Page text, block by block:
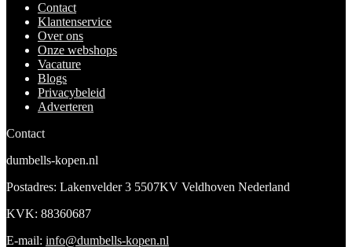
Contact
Klantenservice
Over ons
Onze webshops
Vacature
Blogs
Privacybeleid
Adverteren
Contact
dumbells-kopen.nl
Postadres: Lakenvelder 3 5507KV Veldhoven Nederland
KVK: 88360687
E-mail: info@dumbells-kopen.nl